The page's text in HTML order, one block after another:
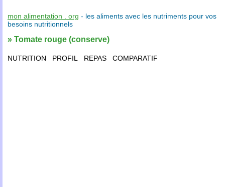
mon alimentation . org - les aliments avec les nutriments pour vos
besoins nutritionnels
» Tomate rouge (conserve)
NUTRITION PROFIL REPAS COMPARATIF